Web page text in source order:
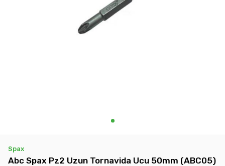
Spax
Abc Spax Pz2 Uzun Tornavida Ucu 50mm (ABC05)